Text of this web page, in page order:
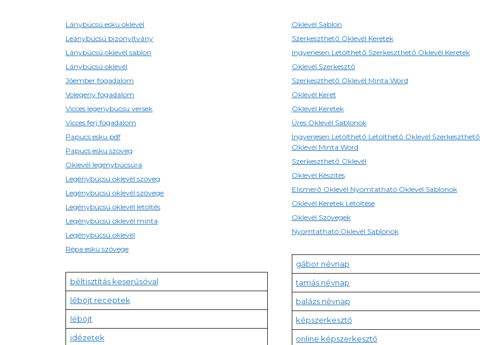
Lánybúcsú eskü oklevél
Leánybúcsú bizonyítvány
Lánybúcsú oklevél sablon
Lánybúcsú oklevél
Jóember fogadalom
Volegeny fogadalom
Vicces legenybucsu versek
Vicces ferj fogadalom
Papucs esku pdf
Papucs esku szoveg
Oklevél legénybúcsúra
Legénybúcsú oklevél szöveg
Legénybúcsú oklevél szövege
Legénybúcsú oklevél letöltés
Legénybúcsú oklevél minta
Legénybúcsú oklevél
Répa eskü szövege
béltisztítás keserűsóval
léböjt receptek
léböjt
idézetek
Oklevél Sablon
Szerkeszthető Oklevél Keretek
Ingyenesen Letölthető Szerkeszthető Oklevél Keretek
Oklevél Szerkesztő
Szerkeszthető Oklevél Minta Word
Oklevél Keret
Oklevél Keretek
Üres Oklevél Sablonok
Ingyenesen Letölthető Letölthető Oklevél Szerkeszthető
Oklevél Minta Word
Szerkeszthető Oklevél
Oklevél Készítés
Elismerő Oklevél Nyomtatható Oklevél Sablonok
Oklevél Keretek Letöltése
Oklevél Szövegek
Nyomtatható Oklevél Sablonok
gábor névnap
tamás névnap
balázs névnap
képszerkesztő
online képszerkesztő